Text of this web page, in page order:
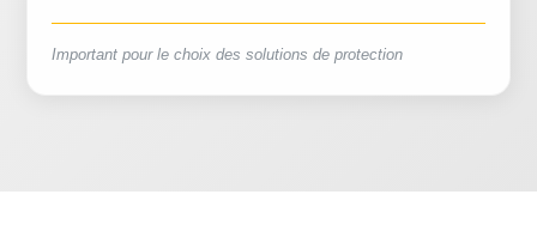
Important pour le choix des solutions de protection